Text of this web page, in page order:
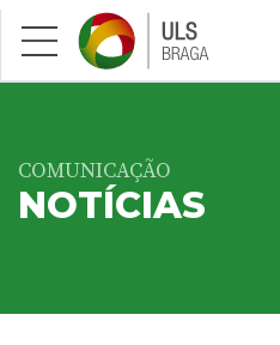
Saltar para conteúdo principal
COMUNICAÇÃO
NOTÍCIAS